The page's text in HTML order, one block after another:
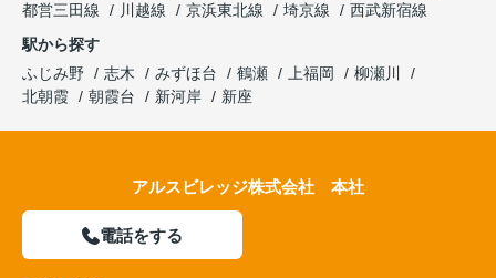
都営三田線
川越線 京浜東北線 埼京線
西武新宿線
駅から探す
ふじみ野
志木 みずほ台 鶴瀬 上福岡
柳瀬川
北朝霞
朝霞台 新河岸 新座
アルスビレッジ株式会社 本社
電話をする